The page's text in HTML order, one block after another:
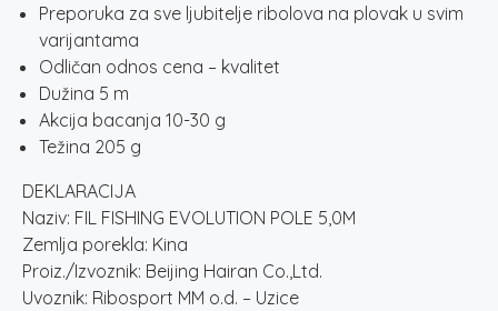
Preporuka za sve ljubitelje ribolova na plovak u svim
varijantama
Odličan odnos cena – kvalitet
Dužina 5 m
Akcija bacanja 10-30 g
Težina 205 g
DEKLARACIJA
Naziv: FIL FISHING EVOLUTION POLE 5,0M
Zemlja porekla: Kina
Proiz./Izvoznik: Beijing Hairan Co.,Ltd.
Uvoznik: Ribosport MM o.d. – Uzice